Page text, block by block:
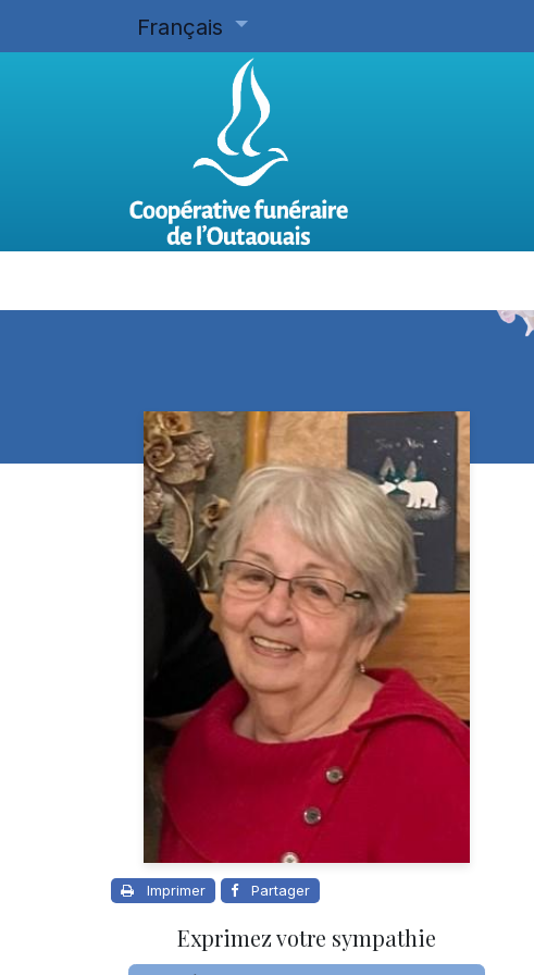
Français
Imprimer Partager
Exprimez votre sympathie